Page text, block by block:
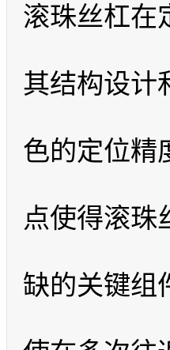
滚珠丝杠在
其结构设计
色的定位精
点使得滚珠
缺的关键组